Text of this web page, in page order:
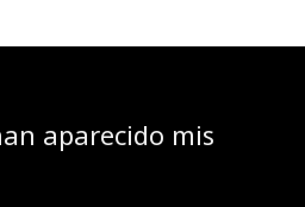
aparecido mis